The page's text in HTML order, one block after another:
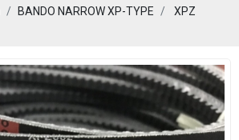
BANDO NARROW XP-TYPE
XPZ